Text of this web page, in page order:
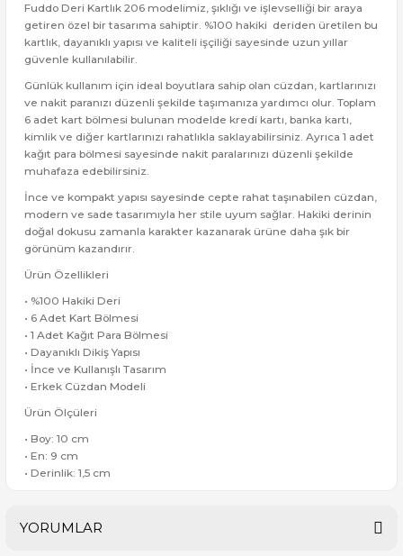
Fuddo Deri Kartlık 206 modelimiz, şıklığı ve işlevselliği bir araya
getiren özel bir tasarıma sahiptir. %100 hakiki deriden üretilen bu
kartlık, dayanıklı yapısı ve kaliteli işçiliği sayesinde uzun yıllar
güvenle kullanılabilir.
Günlük kullanım için ideal boyutlara sahip olan cüzdan, kartlarınızı
ve nakit paranızı düzenli şekilde taşımanıza yardımcı olur. Toplam
6 adet kart bölmesi bulunan modelde kredi kartı, banka kartı,
kimlik ve diğer kartlarınızı rahatlıkla saklayabilirsiniz. Ayrıca 1 adet
kağıt para bölmesi sayesinde nakit paralarınızı düzenli şekilde
muhafaza edebilirsiniz.
İnce ve kompakt yapısı sayesinde cepte rahat taşınabilen cüzdan,
modern ve sade tasarımıyla her stile uyum sağlar. Hakiki derinin
doğal dokusu zamanla karakter kazanarak ürüne daha şık bir
görünüm kazandırır.
Ürün Özellikleri
• %100 Hakiki Deri
• 6 Adet Kart Bölmesi
• 1 Adet Kağıt Para Bölmesi
• Dayanıklı Dikiş Yapısı
• İnce ve Kullanışlı Tasarım
• Erkek Cüzdan Modeli
Ürün Ölçüleri
• Boy: 10 cm
• En: 9 cm
• Derinlik: 1,5 cm
YORUMLAR